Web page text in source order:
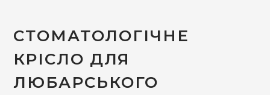
СТОМАТОЛОГІЧНЕ
КРІСЛО ДЛЯ
ЛЮБАРСЬКОГО